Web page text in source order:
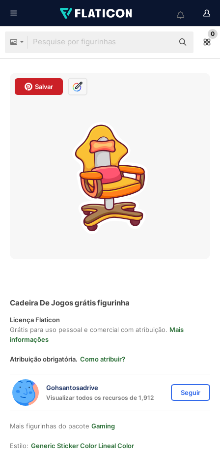
0
Salvar
Cadeira De Jogos grátis figurinha
Licença Flaticon
Grátis para uso pessoal e comercial com atribuição. Mais
informações
Atribuição obrigatória. Como atribuir?
Gohsantosadrive
Visualizar todos os recursos de 1,912
Seguir
Mais figurinhas do pacote Gaming
Estilo: Generic Sticker Color Lineal Color